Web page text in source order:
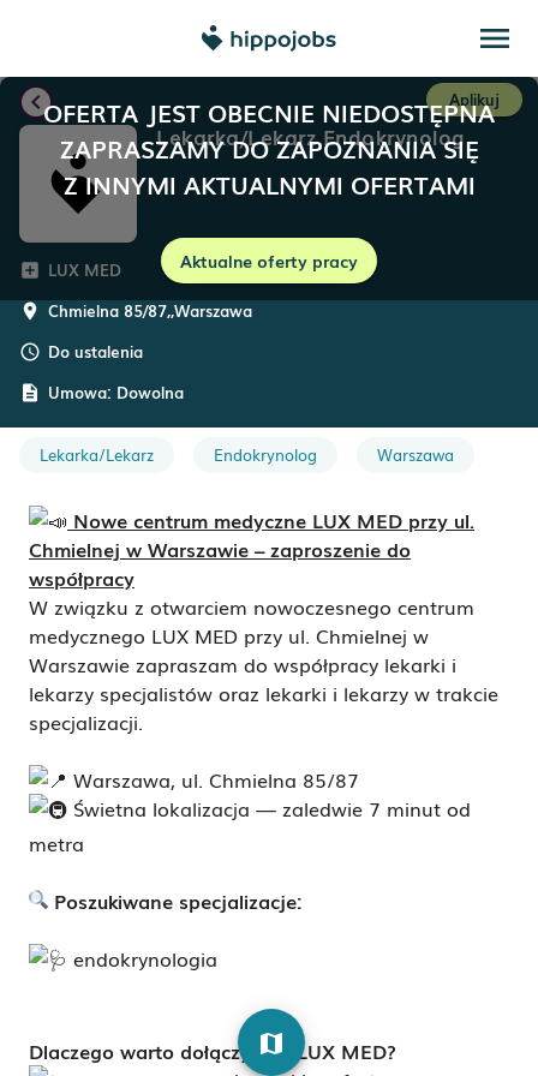
menu
OFERTA JEST OBECNIE NIEDOSTĘPNA
ZAPRASZAMY DO ZAPOZNANIA SIĘ
Z INNYMI AKTUALNYMI OFERTAMI
Aktualne oferty pracy
chevron_left Aplikuj
Lekarka/Lekarz Endokrynolog
add_box LUX MED
room Chmielna 85/87,,Warszawa
schedule Do ustalenia
description Umowa: Dowolna
Lekarka/Lekarz Endokrynolog Warszawa
Nowe centrum medyczne LUX MED przy ul.
Chmielnej w Warszawie – zaproszenie do
współpracy
W związku z otwarciem nowoczesnego centrum
medycznego LUX MED przy ul. Chmielnej w
Warszawie zapraszam do współpracy lekarki i
lekarzy specjalistów oraz lekarki i lekarzy w trakcie
specjalizacji.
Warszawa, ul. Chmielna 85/87
Świetna lokalizacja — zaledwie 7 minut od
metra
Poszukiwane specjalizacje:
endokrynologia
Dlaczego warto dołączyć do LUX MED?
map